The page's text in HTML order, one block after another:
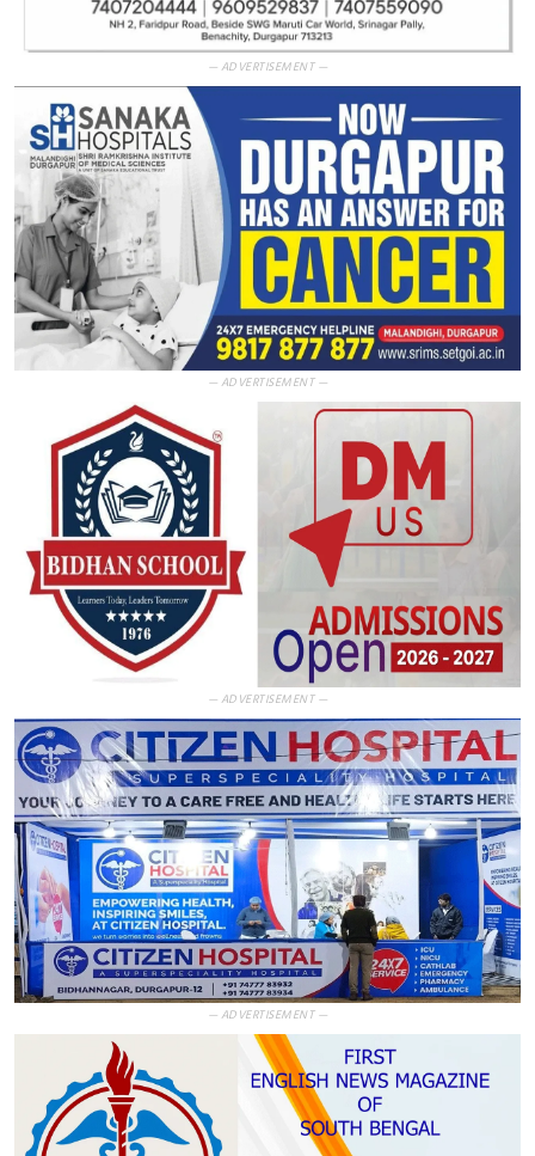
— ADVERTISEMENT —
— ADVERTISEMENT —
— ADVERTISEMENT —
— ADVERTISEMENT —